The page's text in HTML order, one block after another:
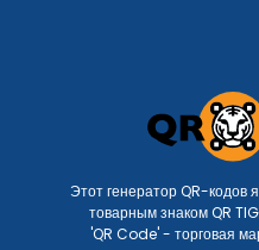
Этот генератор QR-кодов
товарным знаком QR
'QR Code' - торговая